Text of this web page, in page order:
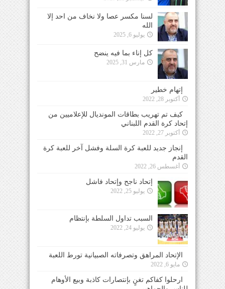
لسنا مكسر عصا ولا نخاف من احد إلا
الله
يوليو 6, 2025
كل إناء بما فيه ينضح
مارس 31, 2025
إتهام خطير
أكتوبر 28, 2022
كيف تم تهريب بطاقات المونديال للإعلاميين من
إتحاد كرة القدم اللبناني
أكتوبر 27, 2022
إنجاز جديد للعبة كرة السلة وفشل آخر للعبة كرة
القدم
أغسطس 26, 2022
إتحاد ناجح وإتحاد فاشل
يوليو 25, 2022
السبب تداول السلطة بإنتظام
يوليو 24, 2022
الإتحاد المراهق وتصرفاته الصبيانية تورط اللعبة
مايو 6, 2022
ارحلوا كفاكم تغنٍ بإنتصارات كاذبة وبيع الأوهام